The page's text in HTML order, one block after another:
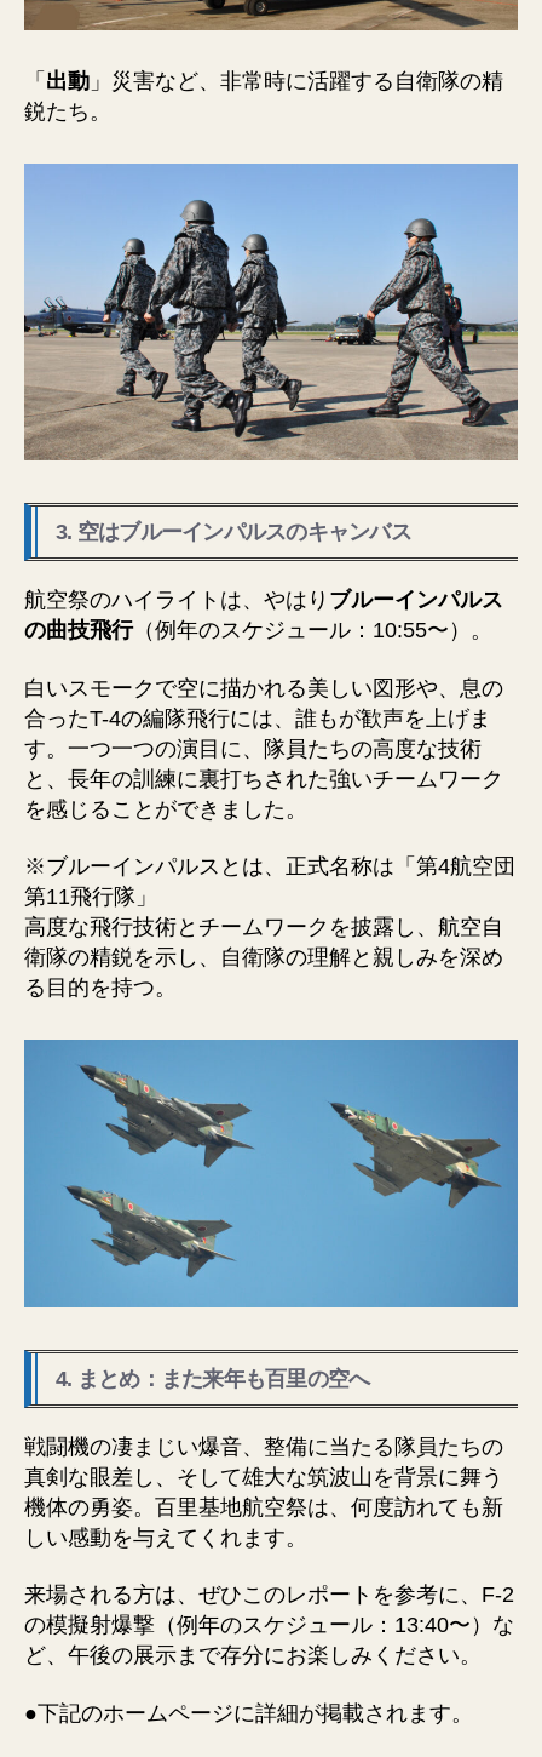
「 出動 」災害など、非常時に活躍する自衛隊の精
鋭たち。
3. 空はブルーインパルスのキャンバス
航空祭のハイライトは、やはり ブルーインパルス
の曲技飛行（例年のスケジュール：10:55〜）。
白いスモークで空に描かれる美しい図形や、息の
合ったT-4の編隊飛行には、誰もが歓声を上げま
す。一つ一つの演目に、隊員たちの高度な技術
と、長年の訓練に裏打ちされた強いチームワーク
を感じることができました。
※ブルーインパルスとは、正式名称は「第4航空団
第11飛行隊」
高度な飛行技術とチームワークを披露し、航空自
衛隊の精鋭を示し、自衛隊の理解と親しみを深め
る目的を持つ。
4. まとめ：また来年も百里の空へ
戦闘機の凄まじい爆音、整備に当たる隊員たちの
真剣な眼差し、そして雄大な筑波山を背景に舞う
機体の勇姿。百里基地航空祭は、何度訪れても新
しい感動を与えてくれます。
来場される方は、ぜひこのレポートを参考に、F-2
の模擬射爆撃（例年のスケジュール：13:40〜）な
ど、午後の展示まで存分にお楽しみください。
●下記のホームページに詳細が掲載されます。